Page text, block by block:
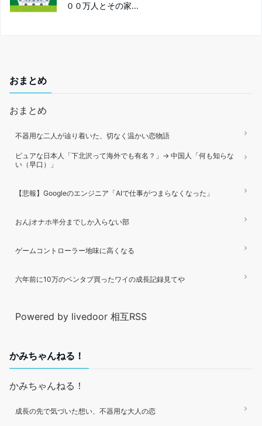
００万人とその家...
おまとめ
おまとめ
不器用な二人が辿り着いた、切なく温かい恋物語
ピュアな日本人「下北沢って海外でも有名？」→ 中国人「何も知らな
い（早口）」
【悲報】Googleのエンジニア「AIで仕事がつまらなくなった」
おんjオナホ半分までしか入らない部
ゲームコントローラー地味に高くなる
六年前に10万のペンタブ買ったワイの成長記録見てや
Powered by livedoor 相互RSS
かみちゃんねる！
かみちゃんねる！
成長の先で気づいた想い、不器用な大人の恋